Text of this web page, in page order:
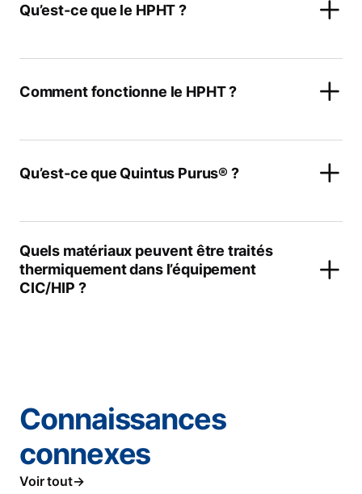
Qu’est-ce que le HPHT ?
Comment fonctionne le HPHT ?
Qu’est-ce que Quintus Purus® ?
Quels matériaux peuvent être traités
thermiquement dans l’équipement
CIC/HIP ?
Connaissances
connexes
Voir tout